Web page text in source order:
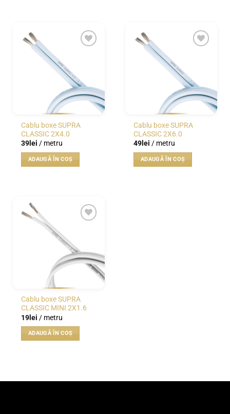
multe
variații.
Opțiunile
produsului.
Cablu boxe SUPRA
CLASSIC 2X4.0
39 lei / metru
ADAUGĂ ÎN COȘ
Cablu boxe SUPRA
CLASSIC 2X6.0
49 lei / metru
ADAUGĂ ÎN COȘ
Cablu boxe SUPRA
CLASSIC MINI 2X1.6
19lei / metru
ADAUGĂ ÎN COȘ